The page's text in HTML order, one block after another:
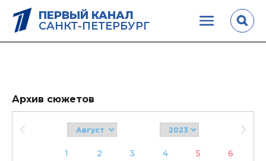
ПЕРВЫЙ КАНАЛ
САНКТ-ПЕТЕРБУРГ
Архив сюжетов
1 2 3 4 5
6